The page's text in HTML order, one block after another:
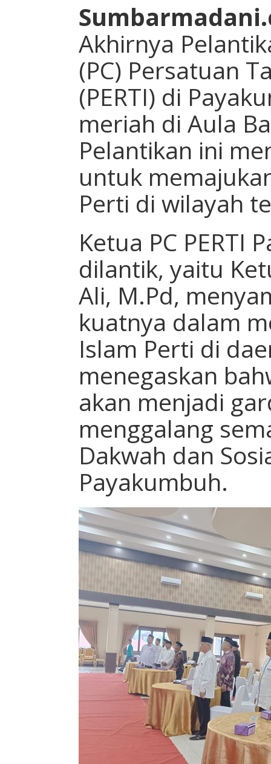
Akhirnya
(PC) Persatuan
(PERTI) di
meriah di Aula
Pelantikan ini
untuk
Perti di wilayah
Ketua PC PERTI
dilantik, yaitu
Ali, M.Pd,
kuatnya dalam
Islam Perti di
menegaskan
akan menjadi
menggalang
Dakwah dan
Payakumbuh.